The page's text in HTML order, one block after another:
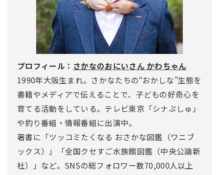
プロフィール： さかなのおにいさん かわちゃん
1990年大阪生まれ。さかなたちの“おかしな”生態を
書籍やメディアで伝えることで、子どもの好奇心を
育てる活動をしている。テレビ東京「シナぷしゅ」
や釣り番組・情報番組に出演中。
著書に「ツッコミたくなる おさかな図鑑（ワニブ
ックス）」「全国クセすご水族館図鑑（中央公論新
社）」など。SNSの総フォロワー数70,000人以上